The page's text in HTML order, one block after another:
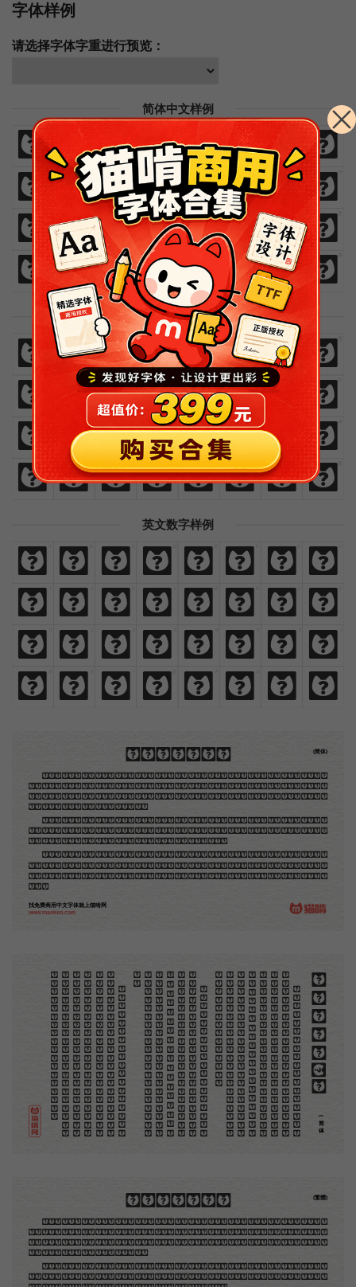
字体样例
请选择字体字重进行预览：
简体中文样例
免 费 商 业 汉 语 字 体
欢
欢 迎
迎 来
来 猫 啃
啃 网
网 设
设 计
热 爱 与
与 执
执 着
着 时
时 间 里
里
闪
闪 烁
烁 灿
灿 烂 鲜
鲜 艳
艳 绚
绚 丽
丽
繁體中文樣例
免 費 商
商 業
業 漢
漢 語
語 字
字 體
歡 迎
迎 來
來 貓
貓 啃 網
網 設 計
計
熱 愛 與 執
執 著 時 間 裡
裡
閃 爍 燦 爛 鮮 豔 絢 麗
麗
英文数字样例
A B C D E F G H
I J K L M N O P
0 1 2 3 4 5 6 7
8 9 ! @ # $ , .
木刻创作法·序
地不问东西，凡木刻的图版，向来是画管画，刻管刻，印管印的。中国用得最早，而照例也久经衰
退；清光绪中，英人傅兰雅氏编印《格致汇编》，插图就已非中国刻工所能刻，精细的必需由英国运了
图版来。那就是所谓「木口木刻」，也即「复制木刻」，和用在编给印度人读的英文书，后来也就移给
中国人读的英文书上的插画，是同类的。
那时我还是一个儿童，见了这些图，便震惊于它的精工活泼，当作宝贝看。到近几年，才知道西洋
还有一种由画家一手造成的版画，也就是原画，倘用木版，便叫作「创作木刻」，是艺术家直接的创作
品，毫不假手于刻者和印者的。现在我们所要绍介的，便是这一种。
但是至今没有一本讲说木刻的书，这才是第一本。虽然稍简略，却已经给了读者一个大意。由此发
展下去，路是广大得很。题材会丰富起来的，技艺也会精炼起来的，采取新法，加以中国旧日之所长，
还有开出一条新的路径来的希望。那时作者各将自己的本领和心得，贡献出来，中国的木刻界就会发生
光焰。
(简体)
找免费商用中文字体就上猫啃网
www.maoken.com
木刻创作法·序
地
不
问
东
西
，
凡
木
刻
的
图
版
，
向
来
是
画
管
画，
刻
管
刻
，
印
管
印
的
。
中
国
用
得
最
早
，
而
照
例也
久
经
衰
退
；
清
光
绪
中
，
英
人
傅
兰
雅
氏
编
印
《格
致
汇
编
》
，
插
图
就
已
非
中
国
刻
工
所
能
刻
，
精细
的
必
需
由
英
国
运
了
图
版
来
。
那
就
是
所
谓
「木
口
木
刻
」
，
也
即
「
复
制
木
刻
」
，
和
用
在
编
给印
度
人
读
的
英
文
书
，
后
来
也
就
移
给
中
国
人
读
的英
文
书
上
的
插
画
，
是
同
类
的
。
那
时
我
还
是
一
个
儿
童
，
见
了
这
些
图
，
便
震
惊于
它
的
精
工
活
泼
，
当
作
宝
贝
看
。
到
近
几
年
，
才知
道
西
洋
还
有
一
种
由
画
家
一
手
造
成
的
版
画
，
也就
是
原
画
，
倘
用
木
版
，
便
叫
作
「
创
作
木
刻」
，
是
艺
术
家
直
接
的
创
作
品
，
毫
不
假
手
于
刻
者和
印
者
的
。
现
在
我
们
所
要
绍
介
的
，
便
是
这
一
种
。
但
是
至
今
没
有
一
本
讲
说
木
刻
的
书
，
这
才
是
第一
本
。
虽
然
稍
简
略
，
却
已
经
给
了
读
者
一
个
大
意。
由
此
发
展
下
去
，
路
是
广
大
得
很
。
题
材
会
丰
富起
来
的
，
技
艺
也
会
精
炼
起
来
的
，
采
取
新
法
，
加以
中
国
旧
日
之
所
长
，
还
有
开
出
一
条
新
的
路
径
来的
希
望
。
那
时
作
者
各
将
自
己
的
本
领
和
心
得
，
贡献
出
来
，
中
国
的
木
刻
界
就
会
发
生
光
焰
。
(简体)
木刻創作法·序
地不問東西，凡木刻的圖版，向來是畫管畫，刻管刻，印管印的。中國用得最早，而照例也久經衰
退；清光緒中，英人傅蘭雅氏編印《格致彙編》，插圖就已非中國刻工所能刻，精細的必需由英國運了
圖版來。那就是所謂「木口木刻」，也即「複製木刻」，和用在編給印度人讀的英文書，後來也就移給
中國人讀的英文書上的插畫，是同類的。
那時我還是一個兒童，見了這些圖，便震驚於它的精工活潑，當作寶貝看。到近幾年，才知道西洋
還有一種由畫家一手造成的版畫，也就是原畫，倘用木版，便叫作「創作木刻」，是藝術家直接的創作
(繁體)